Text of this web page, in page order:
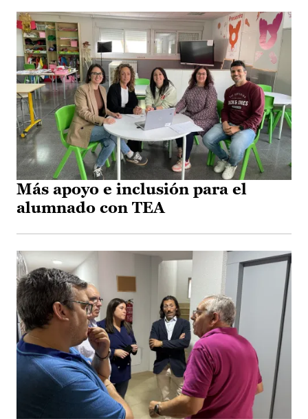
Más apoyo e inclusión para el
alumnado con TEA